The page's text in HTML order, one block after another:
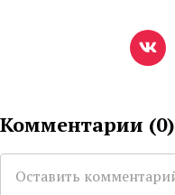
Комментарии (0)